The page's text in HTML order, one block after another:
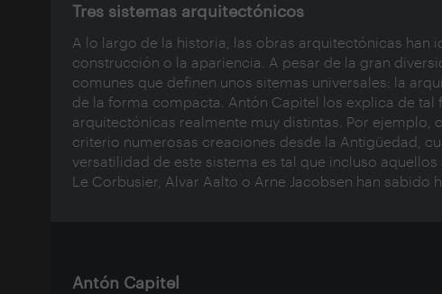
Tres sistemas arquitectónicos
A lo largo de la historia, las obras arquitectónicas han
construcción o la apariencia. A pesar de la gran
comunes que definen unos sitemas universales: la
de la forma compacta. Antón Capitel los explica de
arquitectónicas realmente muy distintas. Por
criterio numerosas creaciones desde la Antigüedad,
versatilidad de este sistema es tal que incluso
Le Corbusier, Alvar Aalto o Arne Jacobsen han sabido
Antón Capitel